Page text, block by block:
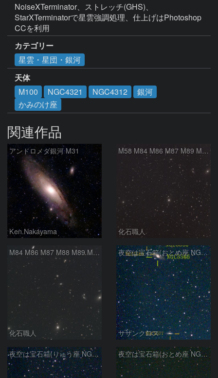
NoiseXTerminator、ストレッチ(GHS)、
StarXTerminatorで星雲強調処理、仕上げはPhotoshop
CCを利用
カテゴリー
星雲・星団・銀河
天体
M100
NGC4321 NGC4312
銀河
かみのけ座
関連作品
アンドロメダ銀河 M31
Ken.Nakayama
M58 M84 M86 M87 M89 M90 マルカリアンの銀河鎖 おとめ座 かみのけ座
化石職人
M84 M86 M87 M88 M89 M90 M91 マルカリアンの銀河鎖 おとめ座 かみのけ座
化石職人
夜空は宝石箱(おとめ座 NGC5566) Seestar50
サザンクロス
夜空は宝石箱(りゅう座 NGC6503) Seestar50 夜空は宝石箱(おとめ座 NGC5746) Seestar50